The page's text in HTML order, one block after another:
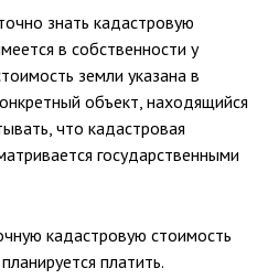
знать кадастровую
в собственности у
земли указана в
объект, находящийся
что кадастровая
государственными
кадастровую стоимость
платить.